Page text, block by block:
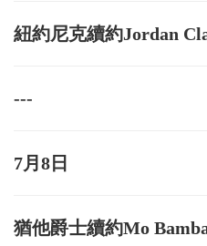
紐約尼克續約Jordan
---
7月8日
猶他爵士續約Mo